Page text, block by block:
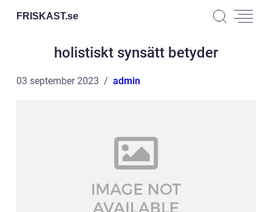
FRISKAST.se
holistiskt synsätt betyder
03 september 2023 admin